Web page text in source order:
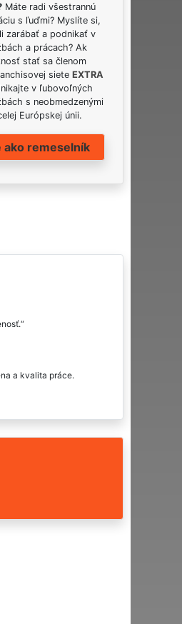
Máte radi všestrannú
s ľuďmi? Myslíte si,
zarábať a podnikať v
a prácach? Ak
stať sa členom
sieteEXTRA
v ľubovoľných
s neobmedzenými
Európskej únii.
ako remeselník
a kvalita práce.